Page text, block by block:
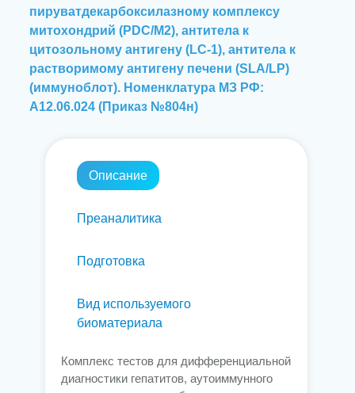
пируватдекарбоксилазному комплексу
митохондрий (PDC/M2), антитела к
цитозольному антигену (LC-1), антитела к
растворимому антигену печени (SLA/LP)
(иммуноблот). Номенклатура МЗ РФ:
А12.06.024 (Приказ №804н)
Описание
Преаналитика
Подготовка
Вид используемого
биоматериала
Комплекс тестов для дифференциальной
диагностики гепатитов, аутоиммунного